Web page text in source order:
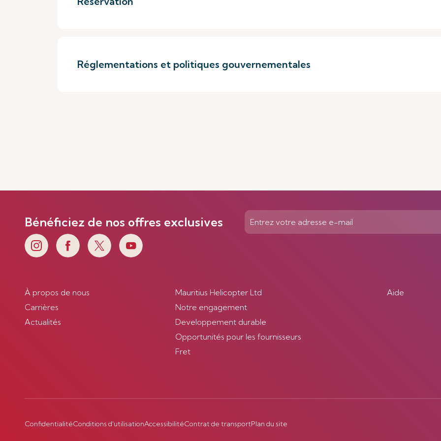
Réglementations et politiques gouvernementales
Bénéficiez de nos offres exclusives
À propos de nous
Carrières
Actualités
Mauritius Helicopter Ltd
Notre engagement
Developpement durable
Opportunités pour les fournisseurs
Fret
Aide
ConfidentialitéConditions d'utilisationAccessibilitéContrat de transportPlan du site